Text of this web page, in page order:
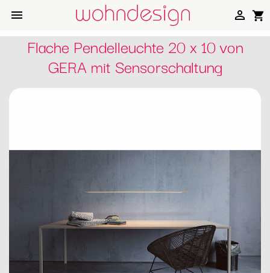
 shopping_cart

Flache Pendelleuchte 20 x 10 von
GERA mit Sensorschaltung